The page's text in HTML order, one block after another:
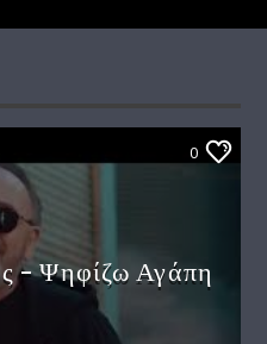
0
– Ψηφίζω Αγάπη